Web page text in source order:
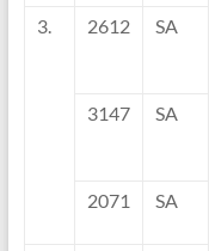
3. 2612 SA
3147 SA
2071 SA